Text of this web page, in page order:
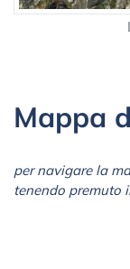
Mappa
per navigare la
tenendo premuto